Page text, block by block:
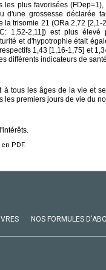
les plus favorisées
d'une grossesse déclarée
trisomie 21 (ORa 2,72
1,52-2,11]) est plus élevé
et d'hypotrophie était
1,43 [1,16-1,75] et
différents indicateurs de
à tous les âges de la vie et
les premiers jours de vie du
PDF.
NOS FORMULES